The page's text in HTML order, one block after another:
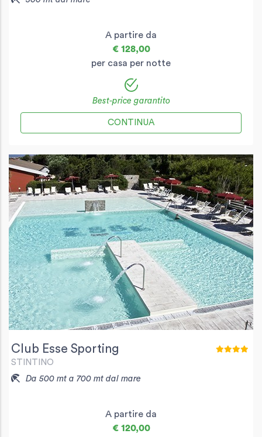
A partire da
€ 128,00
per casa per notte
Best-price garantito
CONTINUA
Club Esse Sporting
STINTINO
Da 500 mt a 700 mt dal mare
A partire da
€ 120,00